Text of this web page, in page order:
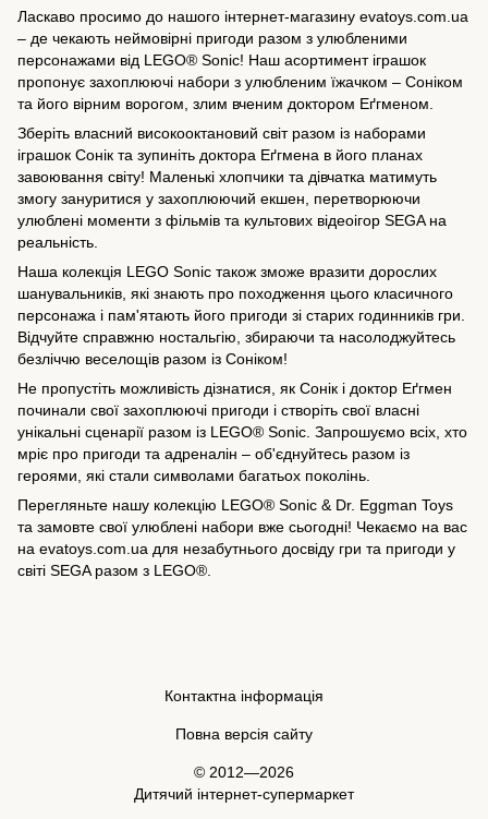
Ласкаво просимо до нашого інтернет-магазину evatoys.com.ua
– де чекають неймовірні пригоди разом з улюбленими
персонажами від LEGO® Sonic! Наш асортимент іграшок
пропонує захоплюючі набори з улюбленим їжачком – Соніком
та його вірним ворогом, злим вченим доктором Еґгменом.
Зберіть власний високооктановий світ разом із наборами
іграшок Сонік та зупиніть доктора Еґгмена в його планах
завоювання світу! Маленькі хлопчики та дівчатка матимуть
змогу зануритися у захоплюючий екшен, перетворюючи
улюблені моменти з фільмів та культових відеоігор SEGA на
реальність.
Наша колекція LEGO Sonic також зможе вразити дорослих
шанувальників, які знають про походження цього класичного
персонажа і пам'ятають його пригоди зі старих годинників гри.
Відчуйте справжню ностальгію, збираючи та насолоджуйтесь
безліччю веселощів разом із Соніком!
Не пропустіть можливість дізнатися, як Сонік і доктор Еґгмен
починали свої захоплюючі пригоди і створіть свої власні
унікальні сценарії разом із LEGO® Sonic. Запрошуємо всіх, хто
мріє про пригоди та адреналін – об'єднуйтесь разом із
героями, які стали символами багатьох поколінь.
Перегляньте нашу колекцію LEGO® Sonic & Dr. Eggman Toys
та замовте свої улюблені набори вже сьогодні! Чекаємо на вас
на evatoys.com.ua для незабутнього досвіду гри та пригоди у
світі SEGA разом з LEGO®.
Контактна інформація
Повна версія сайту
© 2012—2026
Дитячий інтернет-супермаркет